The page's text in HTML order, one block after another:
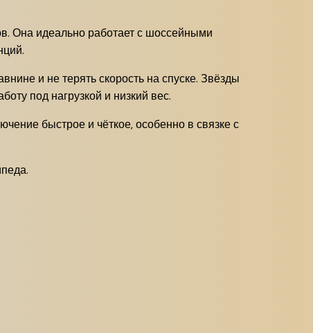
Она идеально работает с шоссейными
и не терять скорость на спуске. Звёзды
под нагрузкой и низкий вес.
быстрое и чёткое, особенно в связке с